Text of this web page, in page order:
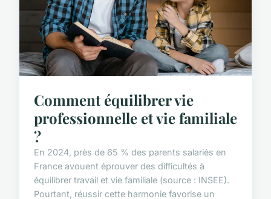
Comment équilibrer vie
professionnelle et vie familiale
?
En 2024, près de 65 % des parents salariés en
France avouent éprouver des difficultés à
équilibrer travail et vie familiale (source : INSEE).
Pourtant, réussir cette harmonie favorise un